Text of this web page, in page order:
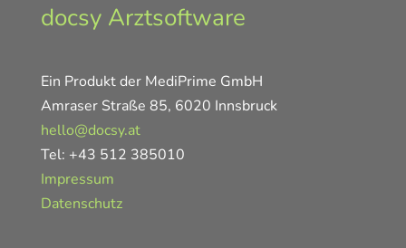
docsy Arztsoftware
Ein Produkt der MediPrime GmbH
Amraser Straße 85, 6020 Innsbruck
hello@docsy.at
Tel: +43 512 385010
Impressum
Datenschutz